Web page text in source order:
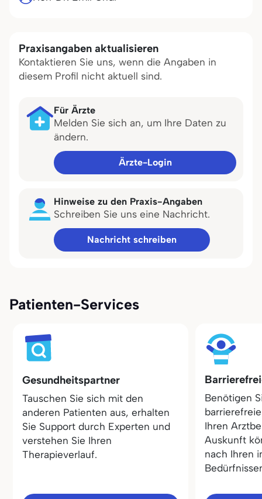
Praxisangaben aktualisieren
Kontaktieren Sie uns, wenn die Angaben in
diesem Profil nicht aktuell sind.
Für Ärzte
Melden Sie sich an, um Ihre Daten zu
ändern.
Ärzte-Login
Hinweise zu den Praxis-Angaben
Schreiben Sie uns eine Nachricht.
Nachricht schreiben
Patienten-Services
Gesundheitspartner
Tauschen Sie sich mit den
anderen Patienten aus, erhalten
Sie Support durch Experten und
verstehen Sie Ihren
Therapieverlauf.
Benötigen
Ihren
Auskunft
nach Ihren